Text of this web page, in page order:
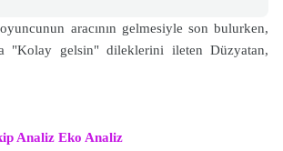
aracının gelmesiyle son bulurken,
"Kolay gelsin" dileklerini ileten Düzyatan,
Analiz Eko Analiz